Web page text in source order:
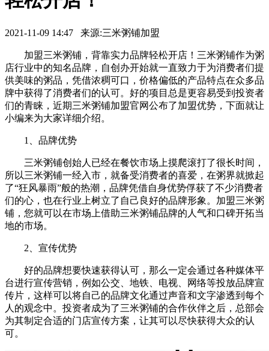
2021-11-09 14:47 来源:三米粥铺加盟
加盟三米粥铺，背靠实力品牌轻松开店！三米粥铺作为粥
店行业中的知名品牌，自创办开始就一直致力于为消费者们提
供美味的粥品，凭借浓稠可口，价格偏低的产品特点在众多品
牌中获得了消费者们的认可。好的项目总是更容易受到投资者
们的青睐，近期三米粥铺加盟官网公布了加盟优势，下面就让
小编来为大家详细介绍。
1、品牌优势
三米粥铺创始人已经在餐饮市场上摸爬滚打了很长时间，
所以三米粥铺一经入市，就备受消费者的喜爱，在粥界就掀起
了“狂风暴雨”般的热潮，品牌凭借自身优势俘获了不少消费者
们的心，也在行业上树立了自己良好的品牌形象。加盟三米粥
铺，您就可以在市场上借助三米粥铺品牌的人气和口碑开拓当
地的市场。
2、宣传优势
好的品牌想要快速获得认可，那么一定会通过各种媒体平
台进行宣传营销，例如公交、地铁、电视、网络等投放品牌宣
传片，这样可以将自己的品牌文化通过声音和文字渗透到每个
人的观念中。投资者成为了三米粥铺的合作伙伴之后，总部会
为其制定合适的门店宣传方案，让其可以尽快获得大众的认
可。